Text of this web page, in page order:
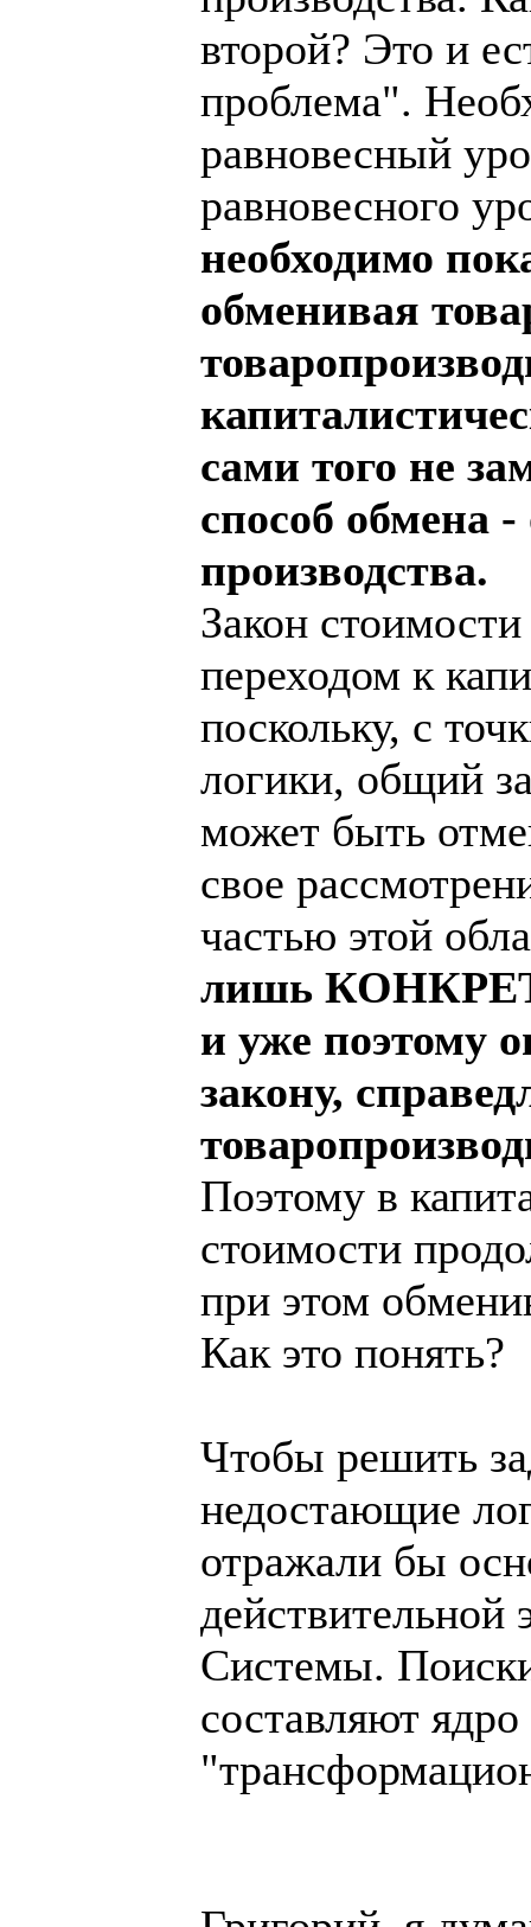
второй? Это и
проблема".
равновесный
равновесного
необходимо
обменивая
сами того не
способ обмена
производства.
Закон
переходом к
поскольку, с
логики, общий
может быть
свое
частью этой
лишь
и уже поэтому
закону,
Поэтому в
стоимости
при этом
Как это понять?
Чтобы решить
недостающие
отражали бы
Системы.
составляют